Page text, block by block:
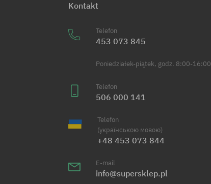
Kontakt
Telefon
453 073 845
Poniedziałek-piątek, godz. 8:00-16:00
Telefon
506 000 141
Telefon
(українською мовою)
+48 453 073 844
E-mail
info@supersklep.pl